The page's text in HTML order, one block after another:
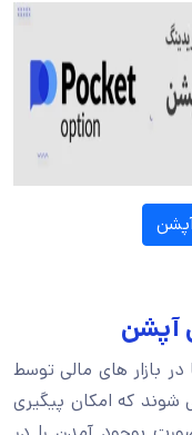
آپشن
بازار های مالی توسط
شوند که امکان پیگیری